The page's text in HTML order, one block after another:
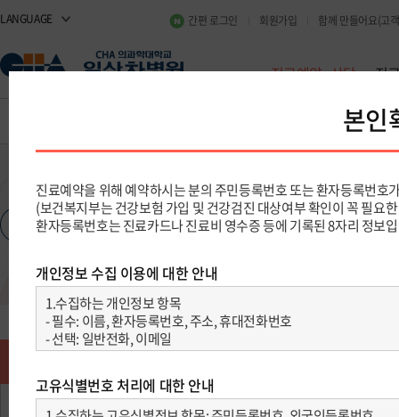
LANGUAGE 간편 로그인 회원가입 함께 만들어요(고
진료예약·상담 진
진료일정
방문예약 영유아건강검진